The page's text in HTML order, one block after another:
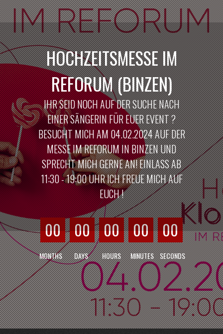
HOCHZEITSMESSE IM
REFORUM (BINZEN)
IHR SEID NOCH AUF DER SUCHE NACH
EINER SÄNGERIN FÜR EUER EVENT ?
BESUCHT MICH AM 04.02.2024 AUF DER
MESSE IM REFORUM IN BINZEN UND
SPRECHT MICH GERNE AN! EINLASS AB
11:30 - 19:00 UHR ICH FREUE MICH AUF
EUCH !
00 00 00 00 00
MONTHS DAYS HOURS MINUTES SECONDS